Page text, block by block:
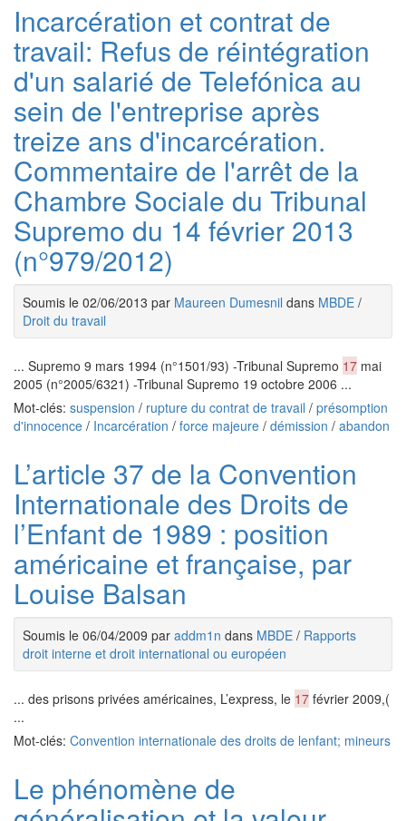
Incarcération et contrat de
travail: Refus de réintégration
d'un salarié de Telefónica au
sein de l'entreprise après
treize ans d'incarcération.
Commentaire de l'arrêt de la
Chambre Sociale du Tribunal
Supremo du 14 février 2013
(n°979/2012)
Soumis le 02/06/2013 par Maureen Dumesnil dans MBDE /
Droit du travail
... Supremo 9 mars 1994 (n°1501/93) -Tribunal Supremo 17 mai
2005 (n°2005/6321) -Tribunal Supremo 19 octobre 2006 ...
Mot-clés: suspension / rupture du contrat de travail / présomption
d'innocence / Incarcération / force majeure / démission / abandon
L’article 37 de la Convention
Internationale des Droits de
l’Enfant de 1989 : position
américaine et française, par
Louise Balsan
Soumis le 06/04/2009 par addm1n dans MBDE / Rapports
droit interne et droit international ou européen
... des prisons privées américaines, L’express, le 17 février 2009,(
...
Mot-clés: Convention internationale des droits de lenfant; mineurs
Le phénomène de